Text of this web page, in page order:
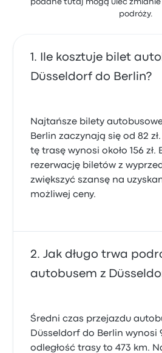
podane tutaj mogą ulec zmianie
podróży.
Ile kosztuje bilet
Düsseldorf do Berlin?
Najtańsze bilety
Berlin zaczynają się od 82
tę trasę wynosi około 156 zł.
rezerwację biletów z
zwiększyć szansę na
możliwej ceny.
Jak długo trwa
autobusem z
Średni czas przejazdu
Düsseldorf do Berlin wynosi
odległość trasy to 473 km.